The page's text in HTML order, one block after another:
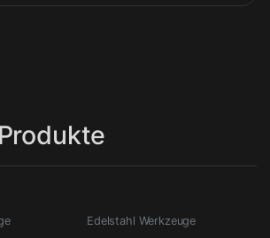
Edelstahl Werkzeuge